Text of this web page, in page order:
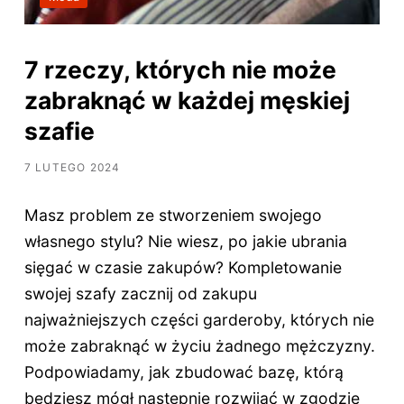
7 rzeczy, których nie może
zabraknąć w każdej męskiej
szafie
7 LUTEGO 2024
Masz problem ze stworzeniem swojego
własnego stylu? Nie wiesz, po jakie ubrania
sięgać w czasie zakupów? Kompletowanie
swojej szafy zacznij od zakupu
najważniejszych części garderoby, których nie
może zabraknąć w życiu żadnego mężczyzny.
Podpowiadamy, jak zbudować bazę, którą
będziesz mógł następnie rozwijać w zgodzie